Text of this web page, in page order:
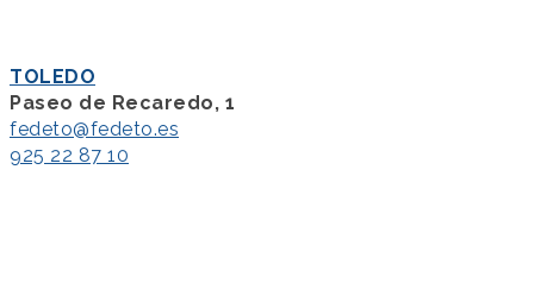
TOLEDO
Paseo de Recaredo, 1
fedeto@fedeto.es
925 22 87 10